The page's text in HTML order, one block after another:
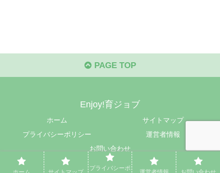
PAGE TOP
Enjoy!育ジョブ
ホーム
サイトマップ
プライバシーポリシー
運営者情報
お問い合わせ
© 2024 Enjoy!育ジョブ.
プライバシーポ